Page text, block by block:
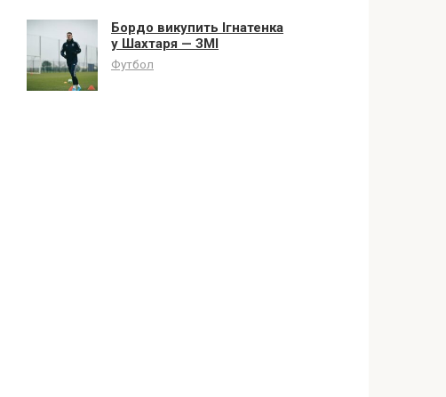
Бордо викупить Ігнатенка
у Шахтаря — ЗМІ
Футбол